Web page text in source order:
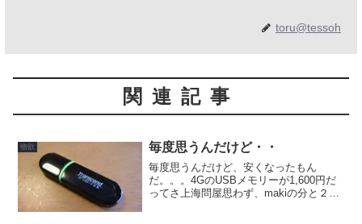
toru@tessoh
関連記事
物欲 毎度思うんだけど・・
毎度思うんだけど、安くなったもん
だ。。。4GのUSBメモリーが1,600円だ
ってさ上海問屋思わず、makiの分と２つ